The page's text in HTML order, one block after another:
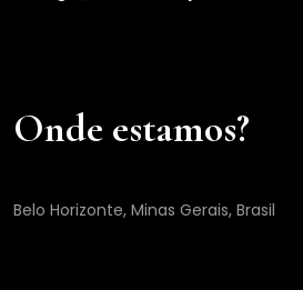
Onde estamos?
Belo Horizonte, Minas Gerais, Brasil